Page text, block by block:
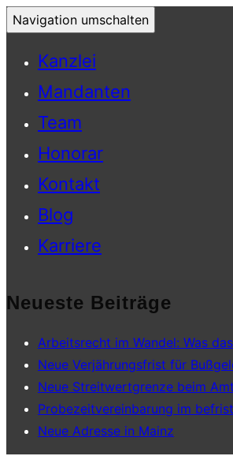
Navigation umschalten
Kanzlei
Mandanten
Team
Honorar
Kontakt
Blog
Karriere
Neueste Beiträge
Arbeitsrecht im Wandel: Was
Neue Verjährungsfrist für
Neue Streitwertgrenze beim
Probezeitvereinbarung im
Neue Adresse in Mainz